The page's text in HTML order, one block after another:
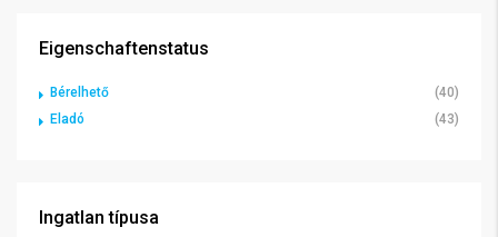
Eigenschaftenstatus
Bérelhető
(40)
Eladó
(43)
Ingatlan típusa